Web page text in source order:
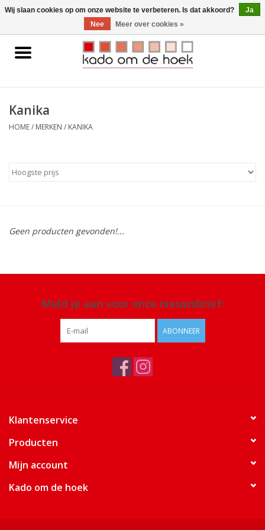
0 Artikelen - €0,00
Home
Gadgets
Kanika
HOME/ MERKEN / KANIKA
Geen producten gevonden!...
Meld je aan voor onze nieuwsbrief:
ABONNEER
Klantenservice
Producten
Mijn account
Kado om de hoek
Wij slaan cookies op om onze website te verbeteren. Is dat akkoord?
Ja
Nee
Meer over cookies »